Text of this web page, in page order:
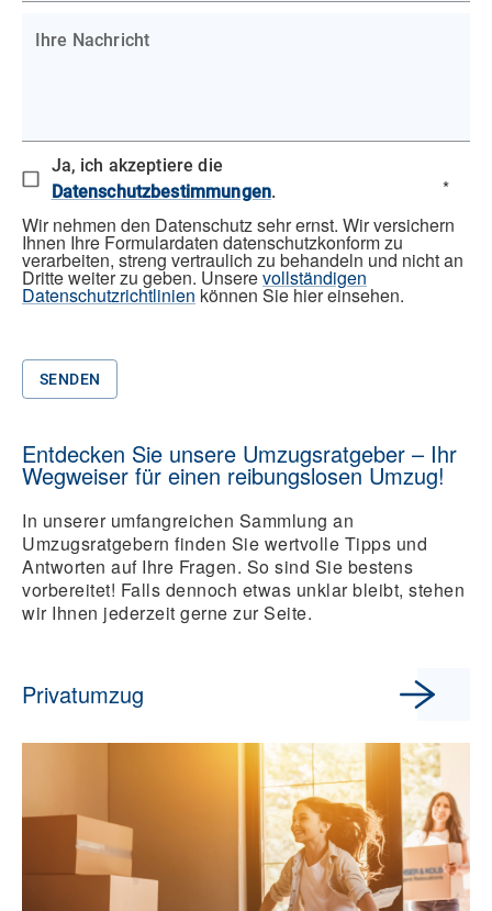
Ihre Nachricht
Ja, ich akzeptiere die
Datenschutzbestimmungen.
*
Wir nehmen den Datenschutz sehr ernst. Wir versichern
Ihnen Ihre Formulardaten datenschutzkonform zu
verarbeiten, streng vertraulich zu behandeln und nicht an
Dritte weiter zu geben. Unserevollständigen
Datenschutzrichtlinien können Sie hier einsehen.
SENDEN
Entdecken Sie unsere Umzugsratgeber – Ihr
Wegweiser für einen reibungslosen Umzug!
In unserer umfangreichen Sammlung an
Umzugsratgebern finden Sie wertvolle Tipps und
Antworten auf Ihre Fragen. So sind Sie bestens
vorbereitet! Falls dennoch etwas unklar bleibt, stehen
wir Ihnen jederzeit gerne zur Seite.
Privatumzug